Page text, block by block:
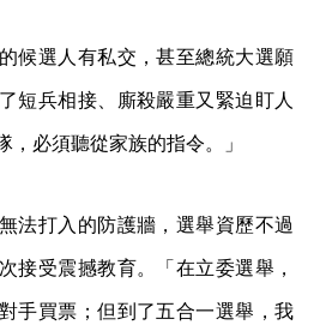
候選人有私交，甚至總統大選願
短兵相接、廝殺嚴重又緊迫盯人
，必須聽從家族的指令。」
法打入的防護牆，選舉資歷不過
接受震撼教育。「在立委選舉，
手買票；但到了五合一選舉，我